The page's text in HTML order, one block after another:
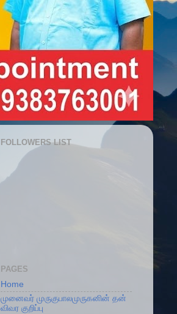
FOLLOWERS LIST
PAGES
Home
முனைவர் முருகுபாலமுருகனின் தன்
விவர குறிப்பு